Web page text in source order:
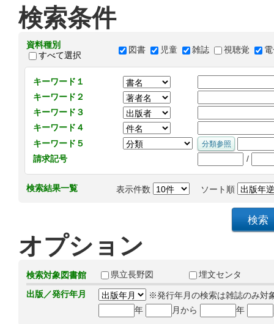
検索条件
資料種別
すべて選択
図書 児童 雑誌 視聴覚
キーワード１
キーワード２
キーワード３
キーワード４
キーワード５
請求記号
/
検索結果一覧 表示件数 ソート順
オプション
検索対象図書館 県立長野図
埋文センタ
出版／発行年月
※発行年月の検索は雑誌のみ対
年
月から 年